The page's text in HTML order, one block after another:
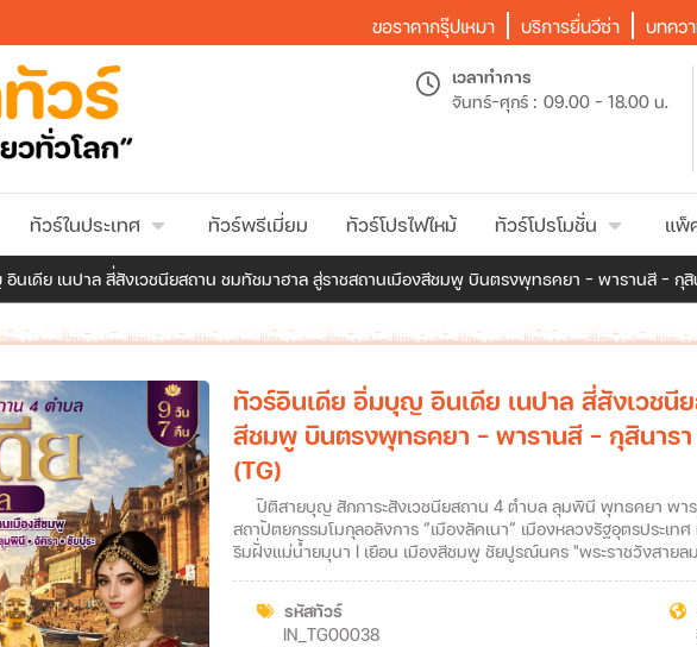
ขอราคากรุ๊ปเหมา บริการยื่นวีซ่า บทคว
เวลาทำการ
จันทร์-ศุกร์ : 09.00 - 18.00 น.
ทัวร์ในประเทศ ทัวร์พรีเมี่ยม ทัวร์โปรไฟไหม้ ทัวร์โปรโมชั่น แพ็
นเดีย เนปาล สี่สังเวชนียสถาน ชมทัชมาฮาล สู่ราชสถานเมืองสีชมพู บินตรงพุทธคยา - พารานสี - กุ
ทัวร์อินเดีย อิ่มบุญ อินเดีย เนปาล สี่สังเวชนี
สีชมพู บินตรงพุทธคยา - พารานสี - กุสินาร
(TG)
ปิติสายบุญ สักการะสังเวชนียสถาน 4 ตำบล ลุมพินี พุทธคยา พารา
สถาปัตยกรรมโมกุลอลังการ “เมืองลัคเนา” เมืองหลวงรัฐอุตรประเทศ ตื่นตา “ทัชมาฮาล” อนุสรณ์แห่งรักนิรันดร์ สิ่งมหัศจรรย์
ริมฝั่งแม่น้ำยมุนา I เยือน เมืองสีชมพู ชัยปูรณ์นคร "พระราชวังสาย
รหัสทัวร์
IN_TG00038